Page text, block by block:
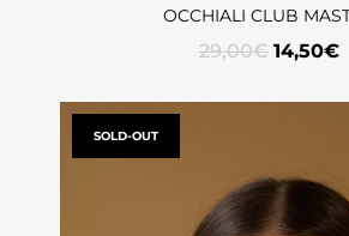
OCCHIALI CLUB
29,00€ 14,50€
SOLD-OUT